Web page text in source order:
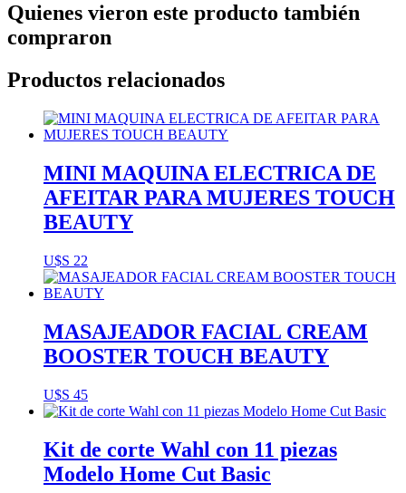
Quienes vieron este producto también
compraron
Productos relacionados
MINI MAQUINA ELECTRICA DE
AFEITAR PARA MUJERES TOUCH
BEAUTY
U$S 22
MASAJEADOR FACIAL CREAM
BOOSTER TOUCH BEAUTY
U$S 45
Kit de corte Wahl con 11 piezas
Modelo Home Cut Basic